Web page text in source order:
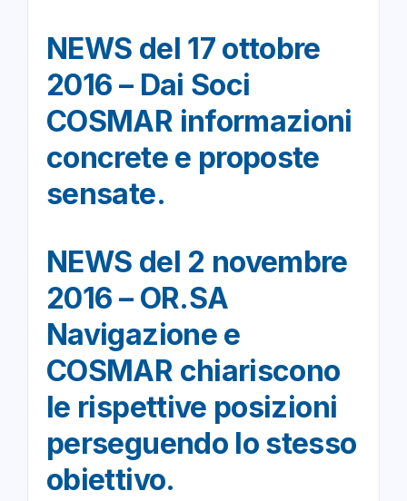
NEWS del 17 ottobre
2016 – Dai Soci
COSMAR informazioni
concrete e proposte
sensate.
NEWS del 2 novembre
2016 – OR.SA
Navigazione e
COSMAR chiariscono
le rispettive posizioni
perseguendo lo stesso
obiettivo.